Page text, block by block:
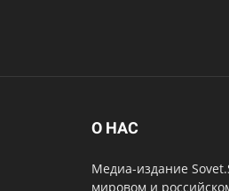
О НАС
Медиа-издание
мировом и